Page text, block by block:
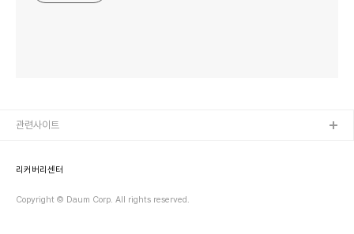
리커버리센터
Copyright © Daum Corp. All rights reserved.
관련사이트